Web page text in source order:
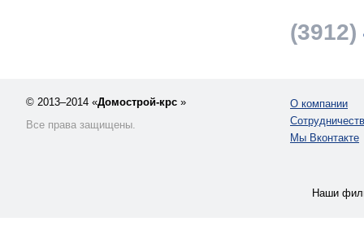
(3912)
© 2013–2014 «Домострой-крс »
Все права защищены.
О компании
Мы Вконтакте
Наши